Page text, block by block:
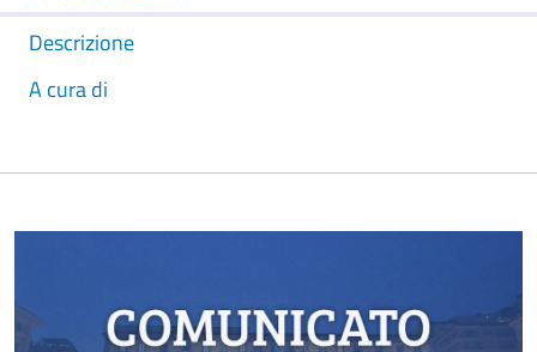
Descrizione
A cura di